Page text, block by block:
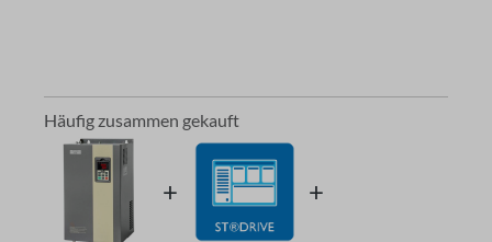
Häufig zusammen gekauft